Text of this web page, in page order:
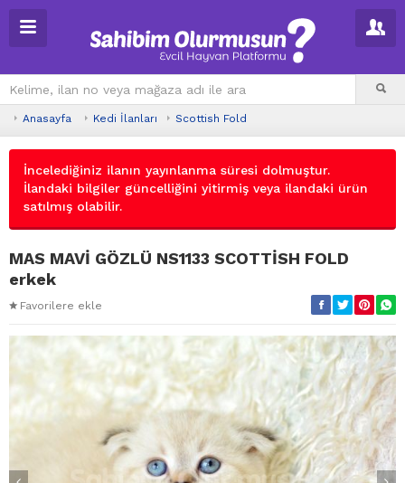
Anasayfa Kedi İlanları Scottish Fold
İncelediğiniz ilanın yayınlanma süresi dolmuştur.
İlandaki bilgiler güncelliğini yitirmiş veya ilandaki ürün
satılmış olabilir.
MAS MAVİ GÖZLÜ NS1133 SCOTTİSH FOLD
erkek
Favorilere ekle